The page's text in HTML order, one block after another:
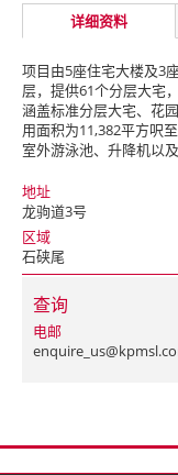
详细资料
项目由5座住宅大楼及3
层，提供61个分层大宅
涵盖标准分层大宅、花
用面积为11,382平方呎
室外游泳池、升降机以
地址
龙驹道3号
区域
石硖尾
查询
电邮